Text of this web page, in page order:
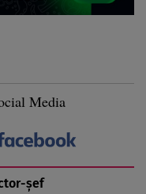
Media
şef